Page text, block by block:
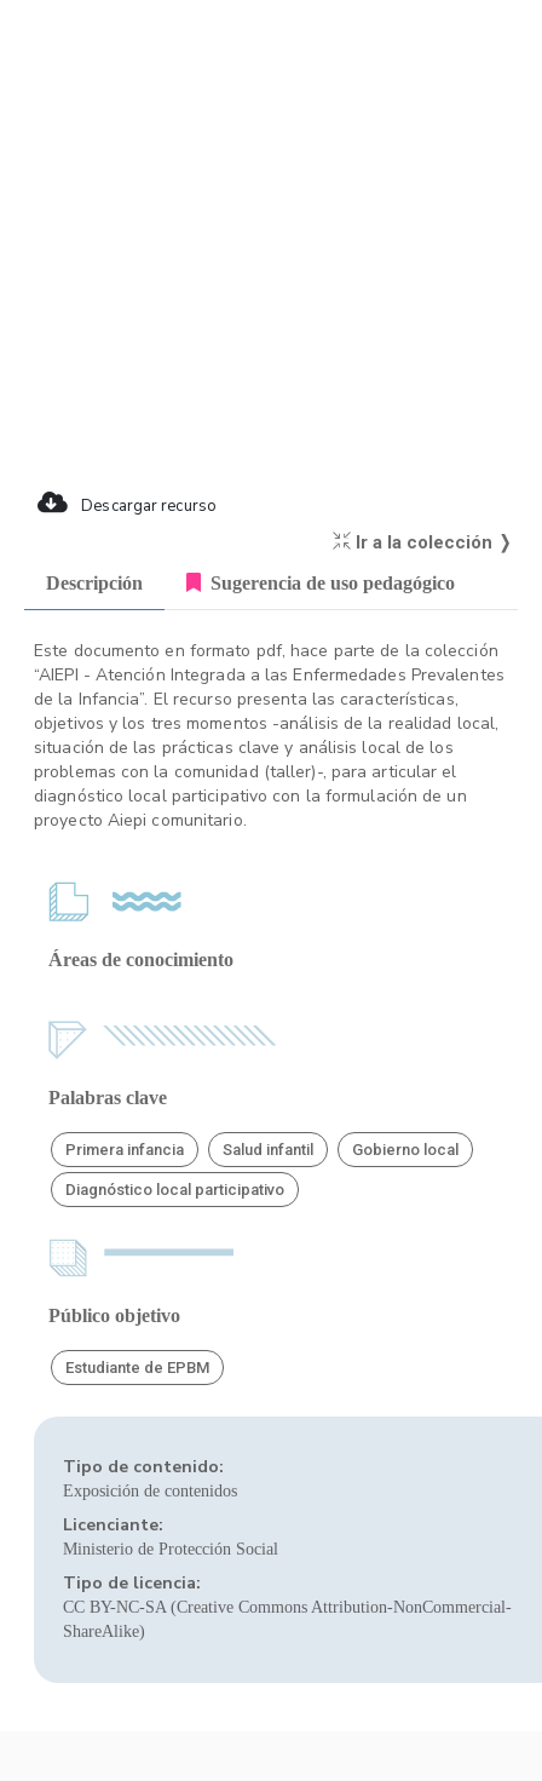
Descargar recurso
Ir a la colección ❭
Descripción Sugerencia de uso pedagógico
Este documento en formato pdf, hace parte de la colección
“AIEPI - Atención Integrada a las Enfermedades Prevalentes
de la Infancia”. El recurso presenta las características,
objetivos y los tres momentos -análisis de la realidad local,
situación de las prácticas clave y análisis local de los
problemas con la comunidad (taller)-, para articular el
diagnóstico local participativo con la formulación de un
proyecto Aiepi comunitario.
Áreas de conocimiento
Palabras clave
Primera infancia Salud infantil Gobierno local
Diagnóstico local participativo
Público objetivo
Estudiante de EPBM
Tipo de contenido:
Exposición de contenidos
Licenciante:
Ministerio de Protección Social
Tipo de licencia:
CC BY-NC-SA (Creative Commons Attribution-NonCommercial-
ShareAlike)